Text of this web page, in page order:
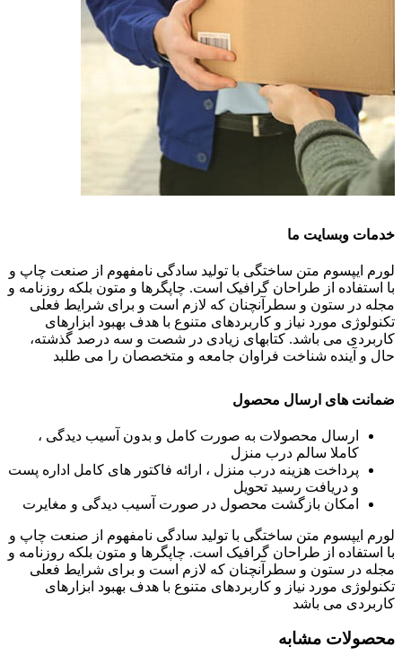
خدمات وبسایت ما
لورم ایپسوم متن ساختگی با تولید سادگی نامفهوم از صنعت چاپ و
با استفاده از طراحان گرافیک است. چاپگرها و متون بلکه روزنامه و
مجله در ستون و سطرآنچنان که لازم است و برای شرایط فعلی
تکنولوژی مورد نیاز و کاربردهای متنوع با هدف بهبود ابزارهای
کاربردی می باشد. کتابهای زیادی در شصت و سه درصد گذشته،
حال و آینده شناخت فراوان جامعه و متخصصان را می طلبد
ضمانت های ارسال محصول
ارسال محصولات به صورت کامل و بدون آسیب دیدگی ،
کاملا سالم درب منزل
پرداخت هزینه درب منزل ، ارائه فاکتور های کامل اداره پست
و دریافت رسید تحویل
امکان بازگشت محصول در صورت آسیب دیدگی و مغایرت
لورم ایپسوم متن ساختگی با تولید سادگی نامفهوم از صنعت چاپ و
با استفاده از طراحان گرافیک است. چاپگرها و متون بلکه روزنامه و
مجله در ستون و سطرآنچنان که لازم است و برای شرایط فعلی
تکنولوژی مورد نیاز و کاربردهای متنوع با هدف بهبود ابزارهای
کاربردی می باشد
محصولات مشابه